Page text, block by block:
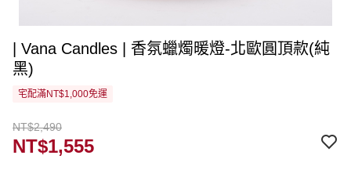
| Vana Candles | 香氛蠟燭暖燈-北歐圓頂款(純
黑)
宅配滿NT$1,000免運
NT$2,490
NT$1,555